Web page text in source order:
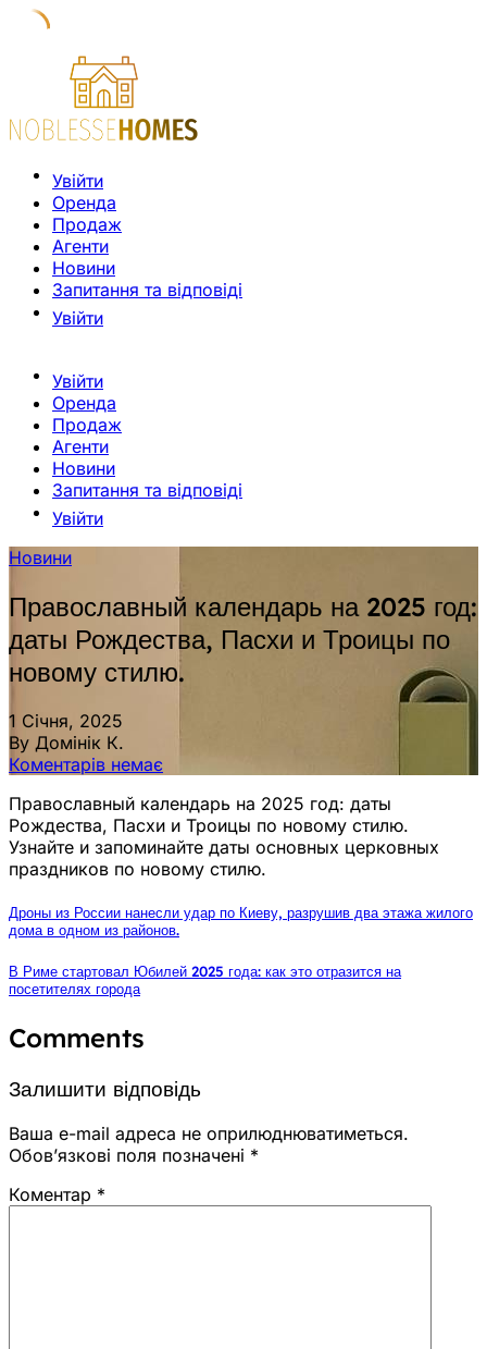
Увійти
Оренда
Продаж
Агенти
Новини
Запитання та відповіді
Увійти
Увійти
Оренда
Продаж
Агенти
Новини
Запитання та відповіді
Увійти
Новини
Православный календарь на 2025 год:
даты Рождества, Пасхи и Троицы по
новому стилю.
1 Січня, 2025
By Домінік К.
Коментарів немає
Православный календарь на 2025 год: даты
Рождества, Пасхи и Троицы по новому стилю.
Узнайте и запоминайте даты основных церковных
праздников по новому стилю.
Дроны из России нанесли удар по Киеву, разрушив два этажа жилого
дома в одном из районов.
В Риме стартовал Юбилей 2025 года: как это отразится на
посетителях города
Comments
Залишити відповідь
Ваша e-mail адреса не оприлюднюватиметься.
Обов’язкові поля позначені *
Коментар *